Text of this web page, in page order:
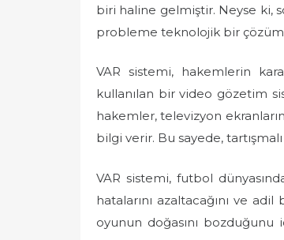
biri haline gelmiştir. Neyse ki,
probleme teknolojik bir
VAR sistemi, hakemlerin
kullanılan bir video gözetim
hakemler, televizyon
bilgi verir. Bu sayede,
VAR sistemi, futbol
hatalarını azaltacağını ve
oyunun doğasını